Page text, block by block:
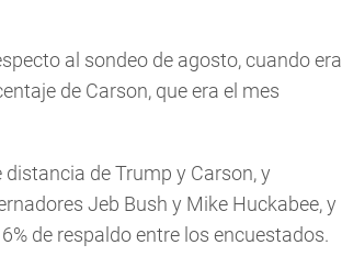
al sondeo de agosto, cuando era
de Carson, que era el mes
de Trump y Carson, y
Jeb Bush y Mike Huckabee, y
de respaldo entre los encuestados.